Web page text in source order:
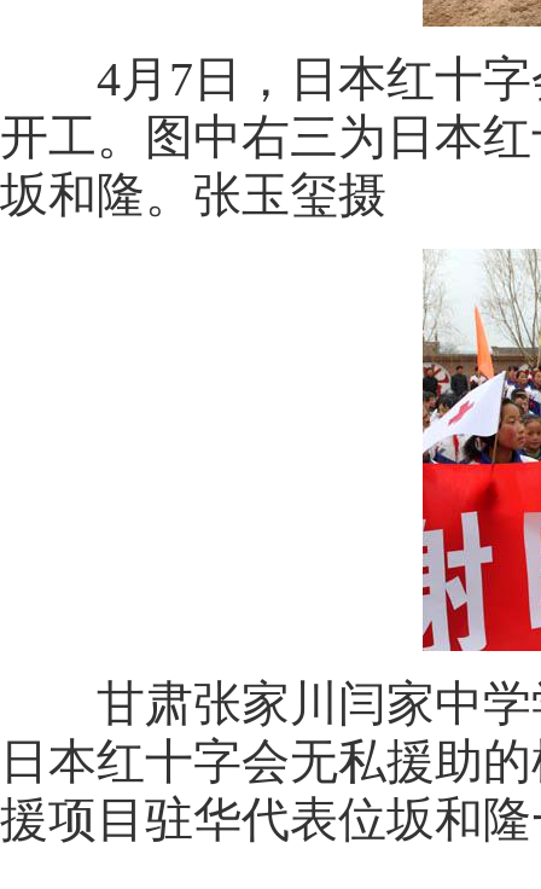
4月7日，日本红十字
开工。图中右三为日本
坂和隆。张玉玺摄
甘肃张家川闫家中学
日本红十字会无私援助
援项目驻华代表位坂和